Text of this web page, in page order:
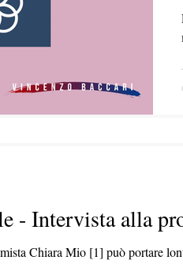
- Intervista alla
Chiara Mio [1] può portare